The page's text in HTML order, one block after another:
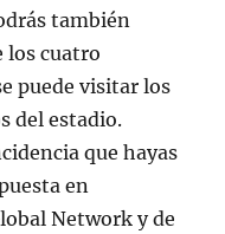
también
los cuatro
puede visitar los
del estadio.
que hayas
en
Network y de